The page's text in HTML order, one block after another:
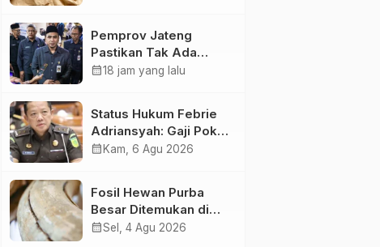
Pemprov Jateng
Pastikan Tak Ada
Kendala Pembayaran
Transfer ke Daerah
calendar_month18 jam yang lalu
Status Hukum Febrie
Adriansyah: Gaji Pokok
50 Persen Tetap
calendar_month Kam, 6 Agu 2026
Fosil Hewan Purba
Besar Ditemukan di
Sungai Piji Kudus
calendar_monthSel, 4 Agu 2026